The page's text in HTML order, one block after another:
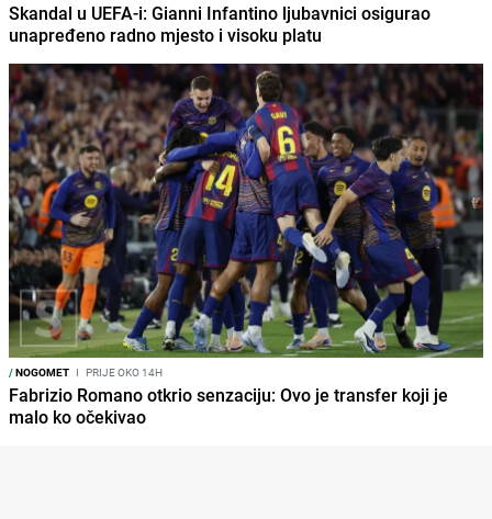
Skandal u UEFA-i: Gianni Infantino ljubavnici osigurao
unapređeno radno mjesto i visoku platu
/NOGOMET I PRIJE OKO 14H
Fabrizio Romano otkrio senzaciju: Ovo je transfer koji je
malo ko očekivao